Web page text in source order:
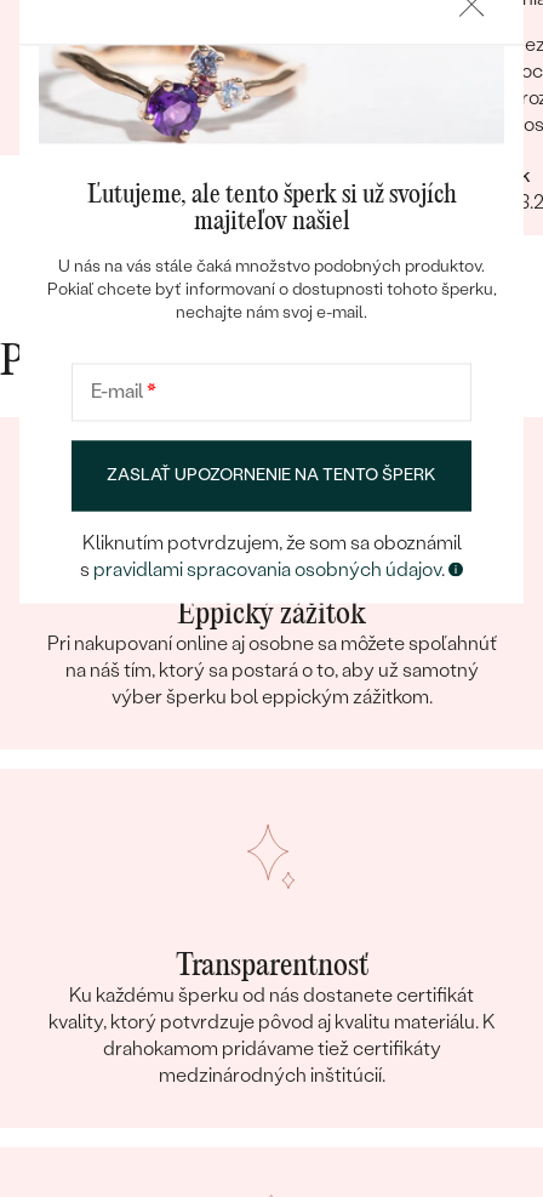
Bestsellery
OBJAVIŤ
Rýchlosť Maximálna starostlivosť
Barbara
26.09.2022
Zobraziť celú recenziu
Patrik
Prečo nakupovať v Eppi
Eppický zážitok
Pri nakupovaní online aj osobne sa môžete spoľahnúť
na náš tím, ktorý sa postará o to, aby už samotný
výber šperku bol eppickým zážitkom.
Transparentnosť
Ku každému šperku od nás dostanete certifikát
kvality, ktorý potvrdzuje pôvod aj kvalitu materiálu. K
drahokamom pridávame tiež certifikáty
medzinárodných inštitúcií.
Ľutujeme, ale tento šperk si už svojích
majiteľov našiel
U nás na vás stále čaká množstvo podobných produktov.
Pokiaľ chcete byť informovaní o dostupnosti tohoto šperku,
nechajte nám svoj e-mail.
E-mail*
ZASLAŤ UPOZORNENIE NA TENTO ŠPERK
Kliknutím potvrdzujem, že som sa oboznámil
s pravidlami spracovania osobných údajov.